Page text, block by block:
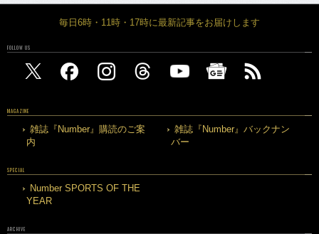
毎日6時・11時・17時に最新記事をお届けします
FOLLOW US
MAGAZINE
雑誌『Number』購読のご案
内
雑誌『Number』バックナン
バー
SPECIAL
Number SPORTS OF THE
YEAR
ARCHIVE